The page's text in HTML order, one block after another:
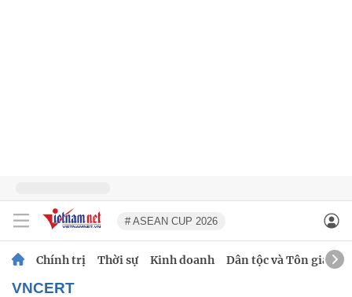
# ASEAN CUP 2026
Chính trị Thời sự Kinh doanh Dân tộc và Tôn giáo
VNCERT